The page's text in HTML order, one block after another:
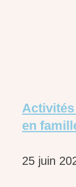
Activités
en
25 juin